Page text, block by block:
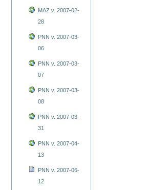
MAZ v. 2007-02-
28
PNN v. 2007-03-
06
PNN v. 2007-03-
07
PNN v. 2007-03-
08
PNN v. 2007-03-
31
PNN v. 2007-04-
13
PNN v. 2007-06-
12